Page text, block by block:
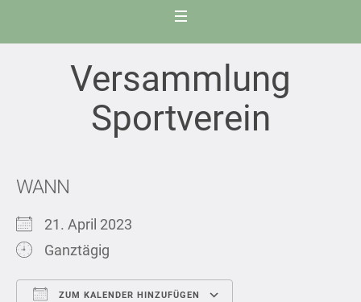
Versammlung
Sportverein
WANN
21. April 2023
Ganztägig
ZUM KALENDER HINZUFÜGEN